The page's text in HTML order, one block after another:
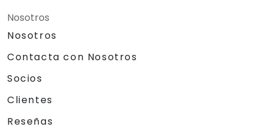
Nosotros
Nosotros
Contacta con Nosotros
Socios
Clientes
Reseñas